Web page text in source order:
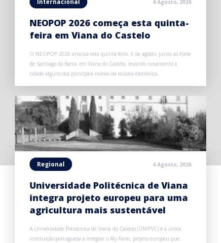
Internacional 6 Agosto, 2026
NEOPOP 2026 começa esta quinta-
feira em Viana do Castelo
O NEOPOP 2026 arranca esta quinta-feira, 6 de agosto, junto ao Forte
de Santiago da Barra, em Viana do Castelo, levando novamente à
cidade alguns dos principais nomes da música eletrónica.
Regional 6 Agosto, 2026
Universidade Politécnica de Viana
integra projeto europeu para uma
agricultura mais sustentável
A Universidade Politécnica de Viana do Castelo (UNIPVC) é a única
instituição portuguesa a integrar o My Farm, projeto europeu que